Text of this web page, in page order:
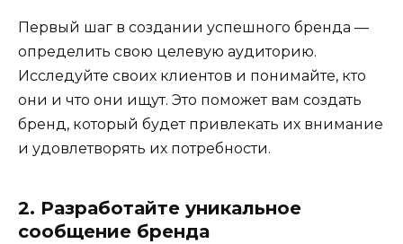
Первый шаг в создании успешного бренда —
определить свою целевую аудиторию.
Исследуйте своих клиентов и понимайте, кто
они и что они ищут. Это поможет вам создать
бренд, который будет привлекать их внимание
и удовлетворять их потребности.
2. Разработайте уникальное
сообщение бренда